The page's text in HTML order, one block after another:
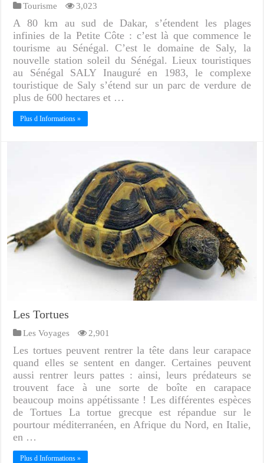
Tourisme 3,023
A 80 km au sud de Dakar, s’étendent les plages
infinies de la Petite Côte : c’est là que commence le
tourisme au Sénégal. C’est le domaine de Saly, la
nouvelle station soleil du Sénégal. Lieux touristiques
au Sénégal SALY Inauguré en 1983, le complexe
touristique de Saly s’étend sur un parc de verdure de
plus de 600 hectares et …
Plus d Informations »
Les Tortues
Les Voyages 2,901
Les tortues peuvent rentrer la tête dans leur carapace
quand elles se sentent en danger. Certaines peuvent
aussi rentrer leurs pattes : ainsi, leurs prédateurs se
trouvent face à une sorte de boîte en carapace
beaucoup moins appétissante ! Les différentes espèces
de Tortues La tortue grecque est répandue sur le
pourtour méditerranéen, en Afrique du Nord, en Italie,
en …
Plus d Informations »